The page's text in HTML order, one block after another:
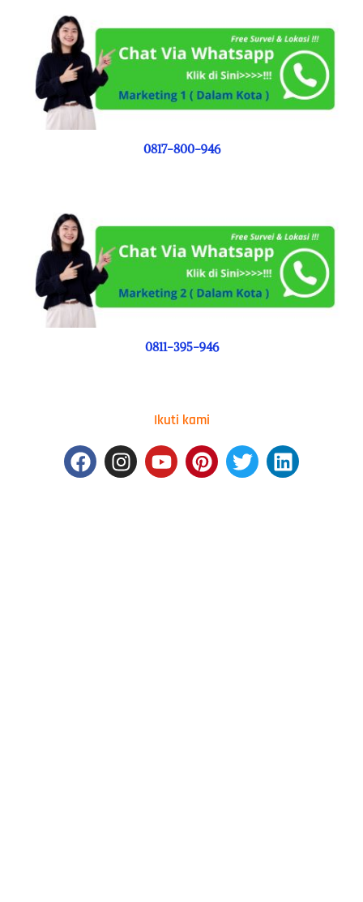
0817-800-946
0811-395-946
Ikuti kami
FacebookInstagram
YoutubePinterest
TwitterLinkedin